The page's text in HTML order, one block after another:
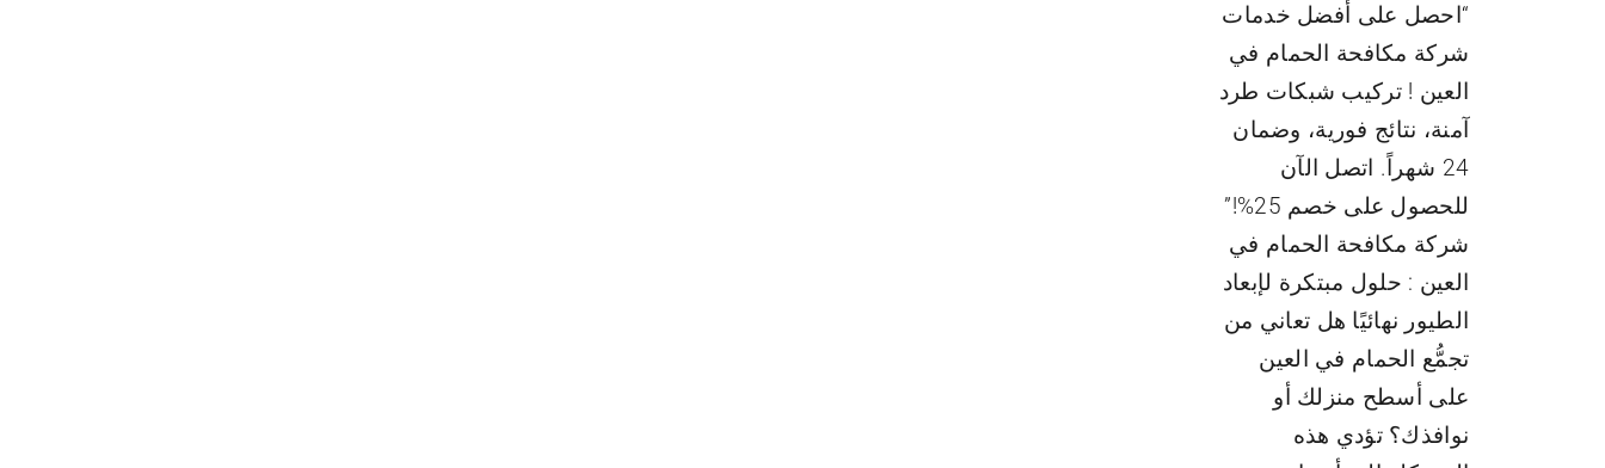
“احصل على أفضل خدمات
شركة مكافحة الحمام في
العين ! تركيب شبكات طرد
آمنة، نتائج فورية، وضمان
24 شهراً. اتصل الآن
للحصول على خصم 25%!”
شركة مكافحة الحمام في
العين : حلول مبتكرة لإبعاد
الطيور نهائيًا هل تعاني من
تجمُّع الحمام في العين
على أسطح منزلك أو
نوافذك؟ تؤدي هذه